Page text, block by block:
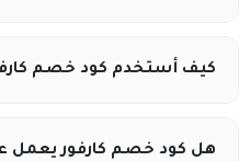
يمكنك الحصول عليه من موقع
كيف أستخدم كود خصم
أضف المنتجات للسلة، ثم
هل كود خصم كارفور يعمل